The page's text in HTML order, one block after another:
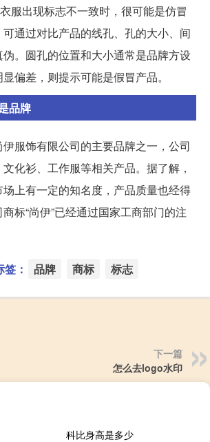
服出现标志不一致时，很可能是仿冒
通过对比产品的线孔、孔的大小、间
。圆孔的位置和大小通常是品牌方设
偏差，则提示可能是假冒产品。
品牌
服饰有限公司的主要品牌之一，公司
化衫、工作服等相关产品。据了解，
上有一定的知名度，产品质量也经得
标“尚伊”已经通过国家工商部门的注
： 品牌 商标 标志
下一篇
怎么去logo水印
科比身高是多少